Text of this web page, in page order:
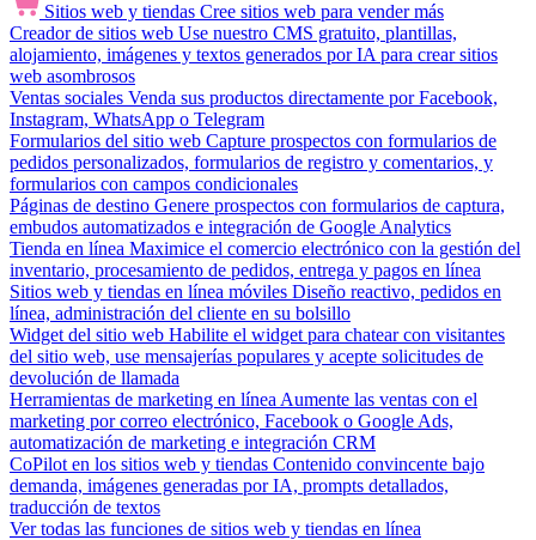
Sitios web y tiendas Cree sitios web para vender más
Creador de sitios web Use nuestro CMS gratuito, plantillas,
alojamiento, imágenes y textos generados por IA para crear sitios
web asombrosos
Ventas sociales Venda sus productos directamente por Facebook,
Instagram, WhatsApp o Telegram
Formularios del sitio web Capture prospectos con formularios de
pedidos personalizados, formularios de registro y comentarios, y
formularios con campos condicionales
Páginas de destino Genere prospectos con formularios de captura,
embudos automatizados e integración de Google Analytics
Tienda en línea Maximice el comercio electrónico con la gestión del
inventario, procesamiento de pedidos, entrega y pagos en línea
Sitios web y tiendas en línea móviles Diseño reactivo, pedidos en
línea, administración del cliente en su bolsillo
Widget del sitio web Habilite el widget para chatear con visitantes
del sitio web, use mensajerías populares y acepte solicitudes de
devolución de llamada
Herramientas de marketing en línea Aumente las ventas con el
marketing por correo electrónico, Facebook o Google Ads,
automatización de marketing e integración CRM
CoPilot en los sitios web y tiendas Contenido convincente bajo
demanda, imágenes generadas por IA, prompts detallados,
traducción de textos
Ver todas las funciones de sitios web y tiendas en línea